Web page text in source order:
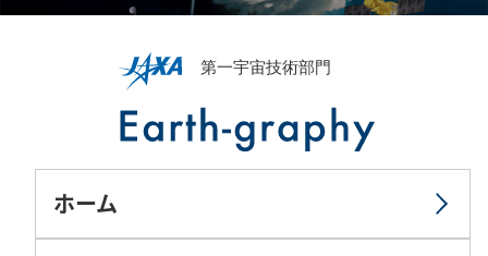
ホーム